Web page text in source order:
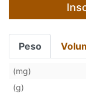
Peso
(mg)
(g)